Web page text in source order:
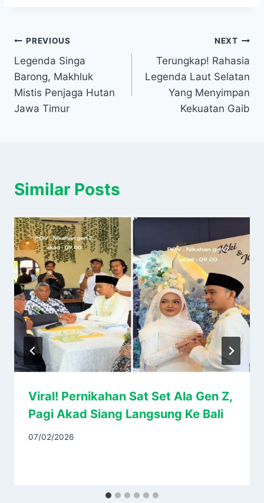
Navigasi
pos
PREVIOUS
Legenda Singa
Barong, Makhluk
Mistis Penjaga Hutan
Jawa Timur
NEXT
Terungkap! Rahasia
Legenda Laut Selatan
Yang Menyimpan
Kekuatan Gaib
Similar Posts
Viral! Pernikahan Sat Set Ala Gen Z,
Pagi Akad Siang Langsung Ke Bali
07/02/2026